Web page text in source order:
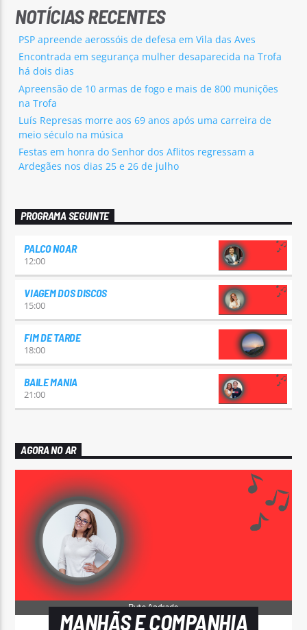
NOTÍCIAS RECENTES
PSP apreende aerossóis de defesa em Vila das Aves
Encontrada em segurança mulher desaparecida na Trofa
há dois dias
Apreensão de 10 armas de fogo e mais de 800 munições
na Trofa
Luís Represas morre aos 69 anos após uma carreira de
meio século na música
Festas em honra do Senhor dos Aflitos regressam a
Ardegães nos dias 25 e 26 de julho
PROGRAMA SEGUINTE
PALCO NOAR
12:00
VIAGEM DOS DISCOS
15:00
FIM DE TARDE
18:00
BAILE MANIA
21:00
AGORA NO AR
MANHÃS E COMPANHIA